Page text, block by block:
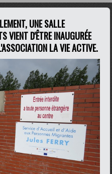
UNE SALLE
VIENT D'ÊTRE INAUGURÉE
LA VIE ACTIVE.